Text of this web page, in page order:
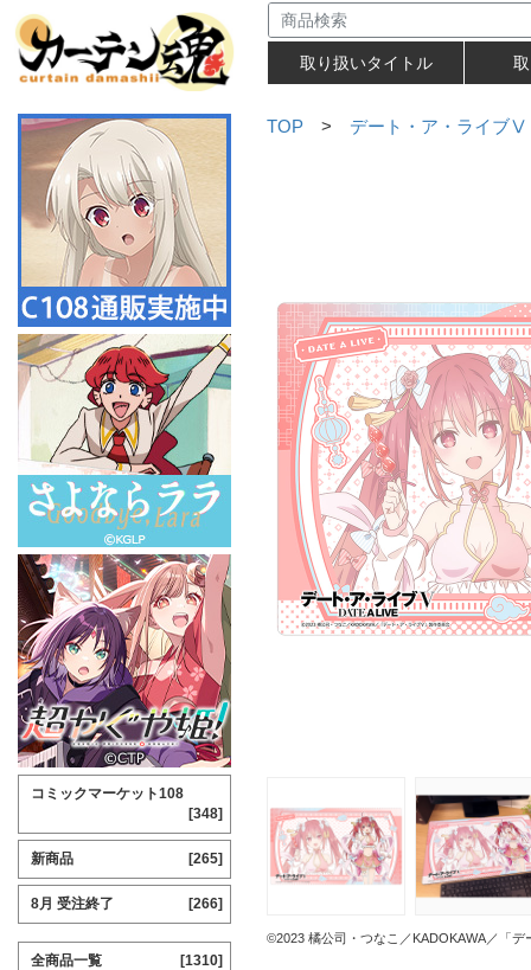
取り扱いタイトル
TOP > デート・ア・ライブⅤ
©2023 橘公司・つなこ／KADOKAWA／「
コミックマーケット108
[348]
新商品 [265]
8月 受注終了 [266]
全商品一覧 [1310]